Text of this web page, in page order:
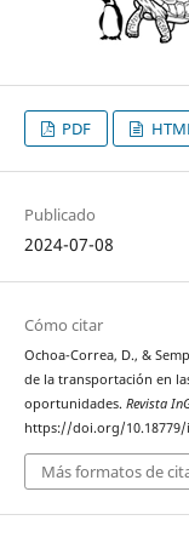
PDF
Publicado
2024-07-08
Cómo citar
Ochoa-Correa, D., &
de la transportación en
oportunidades. Revista
https://doi.org/10.18779/
Más formatos de